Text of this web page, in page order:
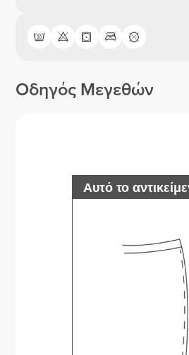
Οδηγός Μεγεθών
Αυτό το